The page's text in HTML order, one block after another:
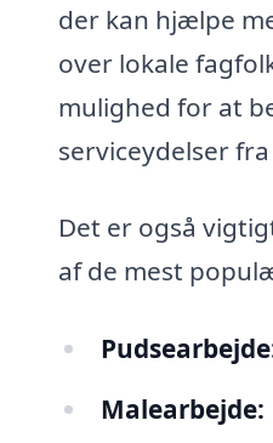
der kan hjælpe
over lokale
mulighed for at
serviceydelser
Det er også
af de mest
Malearbejde: